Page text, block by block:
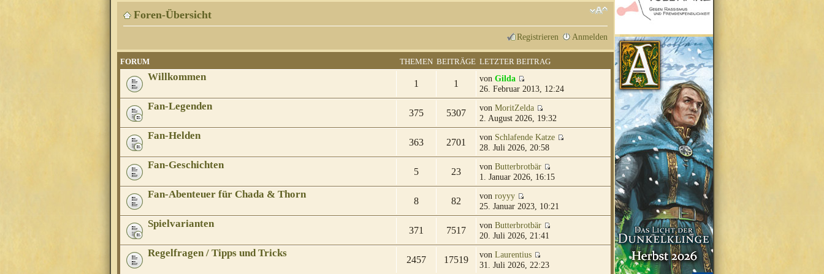
Foren-Übersicht
Registrieren Anmelden
FORUM THEMEN BEITRÄGE LETZTER BEITRAG
Willkommen
1 1 von Gilda
26. Februar 2013, 12:24
Fan-Legenden
375 5307 von MoritZelda
2. August 2026, 19:32
Fan-Helden
363 2701 von Schlafende Katze
28. Juli 2026, 20:58
Fan-Geschichten
5 23 von Butterbrotbär
1. Januar 2026, 16:15
Fan-Abenteuer für Chada & Thorn
8 82 von royyy
25. Januar 2023, 10:21
Spielvarianten
371 7517 von Butterbrotbär
20. Juli 2026, 21:41
Regelfragen / Tipps und Tricks
2457 17519 von Laurentius
31. Juli 2026, 22:23